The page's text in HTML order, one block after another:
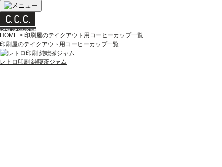
HOME > 印刷屋のテイクアウト用コーヒーカップ一覧
印刷屋のテイクアウト用コーヒーカップ一覧
レトロ印刷 純喫茶ジャム